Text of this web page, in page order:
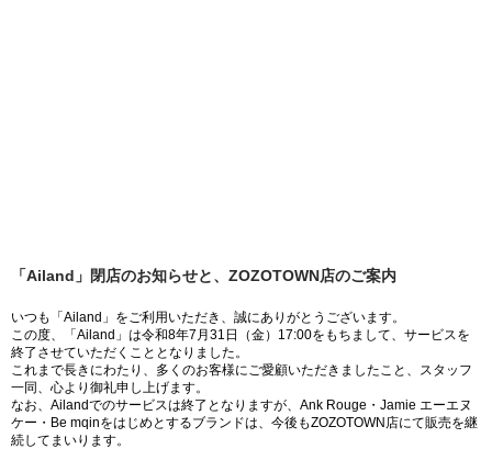
「Ailand」閉店のお知らせと、ZOZOTOWN店のご案内
いつも「Ailand」をご利用いただき、誠にありがとうございます。
この度、「Ailand」は令和8年7月31日（金）17:00をもちまして、サービスを
終了させていただくこととなりました。
これまで長きにわたり、多くのお客様にご愛顧いただきましたこと、スタッフ
一同、心より御礼申し上げます。
なお、Ailandでのサービスは終了となりますが、Ank Rouge・Jamie エーエヌ
ケー・Be mqinをはじめとするブランドは、今後もZOZOTOWN店にて販売を継
続してまいります。